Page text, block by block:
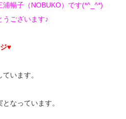
暢子（NOBUKO）です(*^_^*)
うございます♪
♥
います。
なっています。